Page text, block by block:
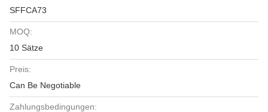
SFFCA73
MOQ:
10 Sätze
Preis:
Can Be Negotiable
Zahlungsbedingungen: